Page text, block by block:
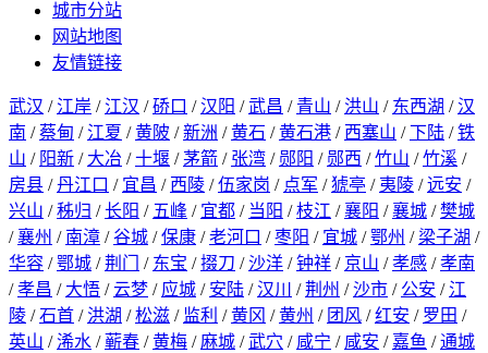
城市分站
网站地图
友情链接
武汉 / 江岸 / 江汉 /硚口 /汉阳 /武昌 / 青山 / 洪山 / 东西湖 /汉
南 /蔡甸 / 江夏 /黄陂 /新洲 /黄石 /黄石港 / 西塞山 /下陆 /铁
山 / 阳新 / 大冶 /十堰 /茅箭 / 张湾 / 郧阳 / 郧西 /竹山 /竹溪 /
房县 /丹江口 / 宜昌 / 西陵 /伍家岗 / 点军 /猇亭 / 夷陵 /远安 /
兴山 /秭归 /长阳 / 五峰 / 宜都 / 当阳 /枝江 /襄阳 /襄城 /樊城
/襄州 / 南漳 /谷城 /保康 /老河口 /枣阳 / 宜城 /鄂州 / 梁子湖 /
华容 /鄂城 /荆门 / 东宝 /掇刀 /沙洋 /钟祥 / 京山 /孝感 /孝南
/孝昌 / 大悟 /云梦 / 应城 / 安陆 /汉川 /荆州 /沙市 / 公安 / 江
陵 /石首 / 洪湖 /松滋 / 监利 /黄冈 /黄州 / 团风 /红安 / 罗田 /
英山 /浠水 /蕲春 /黄梅 / 麻城 /武穴 / 咸宁 / 咸安 / 嘉鱼 /通城